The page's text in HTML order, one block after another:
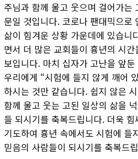
주님과 함께 울고 웃으며 걸어가는
문일 것입니다. 코로나 팬대믹으로
삶이 힘겨운 상황 가운데에 있습니
면서 더 많은 교회들이 흉년의 시
보입니다. 마치 십자가 고난을 앞
우리에게 “시험에 들지 않게 깨어
하시는 것만 같습니다. 쉽지 않은
함께 울고 웃는 고된 일상의 삶을
들 되시기를 축복드립니다. 더욱
기도하여 흉년 속에서도 시험에 들
믿음의 사람들이 되시기를 축복드